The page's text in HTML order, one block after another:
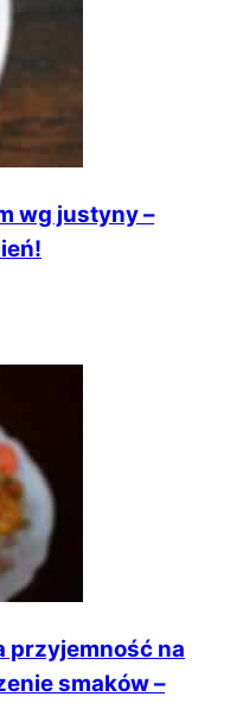
wg justyny –
przyjemność na
smaków –